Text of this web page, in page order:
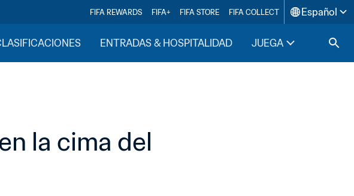
FIFA REWARDS FIFA+ FIFA STORE FIFA COLLECT Español
ENTRADAS & HOSPITALIDAD JUEGA INSIDE
la cima del